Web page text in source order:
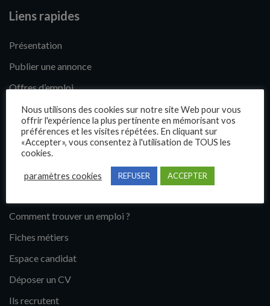
Liens rapides
Présentation
Publier une annonce
Offres d’emploi
Questions fréquentes
Blog
Contact
Comment trouver un emploi ?
Fiches métiers
Espace candidat
Déposer un CV
Ils recrutent
Nous utilisons des cookies sur notre site Web pour vous
offrir l'expérience la plus pertinente en mémorisant vos
préférences et les visites répétées. En cliquant sur
«Accepter», vous consentez à l'utilisation de TOUS les
cookies.
paramètres cookies REFUSER ACCEPTER